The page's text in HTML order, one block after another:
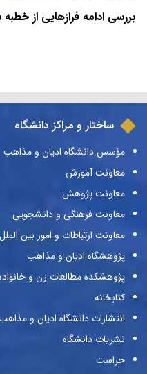
بررسی ادامه فرازهایی از
ساختار و مراکز دانشگاه
مؤسس دانشگاه ادیان و مذاهب
معاونت آموزش
معاونت پژوهش
معاونت فرهنگی و دانشجویی
معاونت ارتباطات و امور بین الملل
پژوهشگاه ادیان و مذاهب
پژوهشکده مطالعات زن و
کتابخانه
انتشارات دانشگاه ادیان و
نشریات دانشگاه
حراست